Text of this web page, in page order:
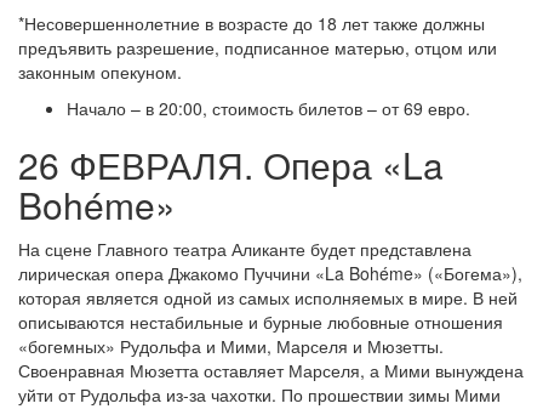
*Несовершеннолетние в возрасте до 18 лет также должны
предъявить разрешение, подписанное матерью, отцом или
законным опекуном.
Начало – в 20:00, стоимость билетов – от 69 евро.
26 ФЕВРАЛЯ. Опера «La
Bohéme»
На сцене Главного театра Аликанте будет представлена
лирическая опера Джакомо Пуччини «La Bohéme» («Богема»),
которая является одной из самых исполняемых в мире. В ней
описываются нестабильные и бурные любовные отношения
«богемных» Рудольфа и Мими, Марселя и Мюзетты.
Своенравная Мюзетта оставляет Марселя, а Мими вынуждена
уйти от Рудольфа из-за чахотки. По прошествии зимы Мими